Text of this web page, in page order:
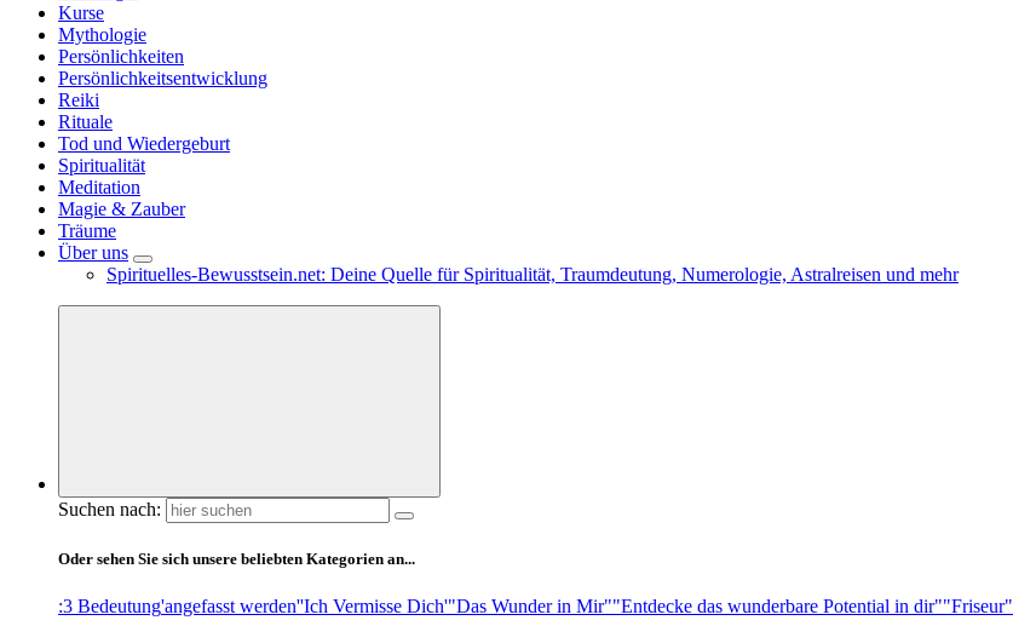
Kurse
Mythologie
Persönlichkeiten
Persönlichkeitsentwicklung
Reiki
Rituale
Tod und Wiedergeburt
Spiritualität
Meditation
Magie & Zauber
Träume
Über uns
Spirituelles-Bewusstsein.net: Deine Quelle für Spiritualität, Traumdeutung, Numerologie, Astralreisen und mehr
Suchen nach:
Oder sehen Sie sich unsere beliebten Kategorien an...
:3 Bedeutung'angefasst werden''Ich Vermisse Dich'"Das Wunder in Mir""Entdecke das wunderbare Potential in dir""Friseur"